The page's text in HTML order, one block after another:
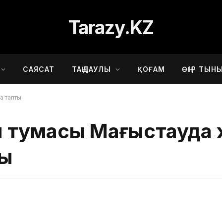
Tarazy.KZ
САЯСАТ ТАҢДАУЛЫ ҚОҒАМ ӨҢІР
тапты
Маңғыстауда